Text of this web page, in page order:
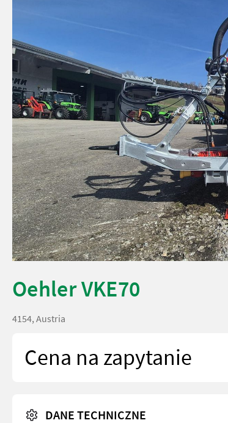
Oehler VKE70
4154, Austria
Cena na zapytanie
DANE TECHNICZNE